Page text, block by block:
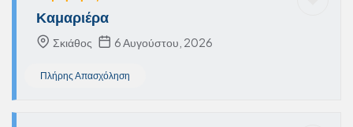
Καμαριέρα
Σκιάθος 6 Αυγούστου, 2026
Πλήρης Απασχόληση